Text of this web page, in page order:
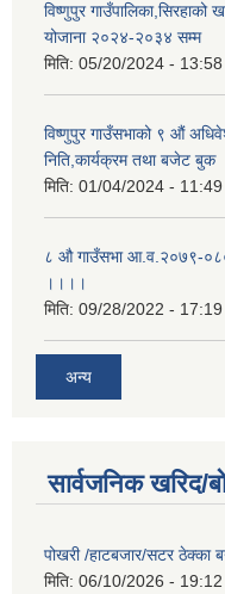
विष्णुपुर
योजाना २०२४-२०३४ सम्म
मिति: 05/20/2024 - 13:58
विष्णुपुर गाउँसभाको ९ औं
निति,कार्यक्रम तथा बजेट बुक
मिति: 01/04/2024 - 11:49
८ औ गाउँसभा आ.व.२०७९-०८०
।।।।
मिति: 09/28/2022 - 17:19
अन्य
सार्वजनिक खरिद/
पोखरी /हाटबजार/सटर ठेक्का
मिति: 06/10/2026 - 19:12